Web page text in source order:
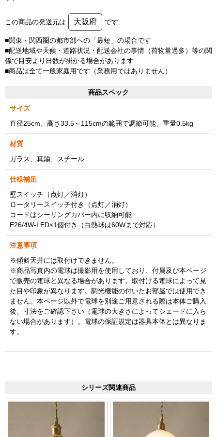
この商品の発送元は 大阪府 です
■関東・関西圏の都市部への「最短」の場合です
■配送地域や天候・道路状況・配送会社の事情（荷物量過多）等の関
係で目安より日数が掛かる場合があります
■商品は全て一般家庭用です（業務用ではありません）
商品スペック
サイズ
直径25cm、高さ33.5～115cmの範囲で調節可能、重量0.5kg
材質
ガラス、真鍮、スチール
仕様補足
壁スイッチ（点灯／消灯）
ロータリースイッチ付き（点灯／消灯）
コードはシーリングカバー内に収納可能
E26/4W-LED×1個付き（白熱球は60Wまで対応）
注意事項
※傾斜天井には取付けできません。
※商品写真内の電球は撮影用を使用しており、付属及び本ページ
で販売の電球と異なる場合があります。取付ける電球によって見
た目や印象が異なります。調光機能の付いたお部屋では使用でき
ません。本ページ以外で電球を別途ご用意される際は本体ご購入
後、寸法をご確認下さい（電球の大きさによってシェードに入ら
ない場合があります）。電球の保証規定は器具本体とは異なりま
す。
シリーズ関連商品